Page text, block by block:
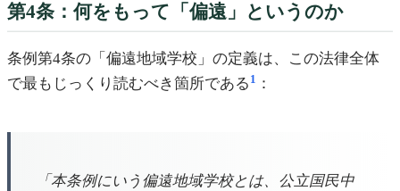
第4条：何をもって「偏遠」というのか
条例第4条の「偏遠地域学校」の定義は、この法律全体
で最もじっくり読むべき箇所である 1 ：
「本条例にいう偏遠地域学校とは、公立国民中